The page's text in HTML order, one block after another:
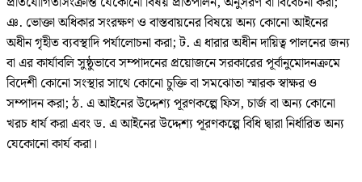
ঞ. ভোক্তা অধিকার সংরক্ষণ ও বাস্তবায়নের বিষয়ে অন্য কোনো আইনের
অধীন গৃহীত ব্যবস্থাদি পর্যালোচনা করা; ট. এ ধারার অধীন দায়িত্ব পালনের জন্য
বা এর কার্যাবলি সুষ্ঠুভাবে সম্পাদনের প্রয়োজনে সরকারের পূর্বানুমোদনক্রমে
বিদেশী কোনো সংস্থার সাথে কোনো চুক্তি বা সমঝোতা স্মারক স্বাক্ষর ও
সম্পাদন করা; ঠ. এ আইনের উদ্দেশ্য পূরণকল্পে ফিস, চার্জ বা অন্য কোনো
খরচ ধার্য করা এবং ড. এ আইনের উদ্দেশ্য পূরণকল্পে বিধি দ্বারা নির্ধারিত অন্য
যেকোনো কার্য করা।